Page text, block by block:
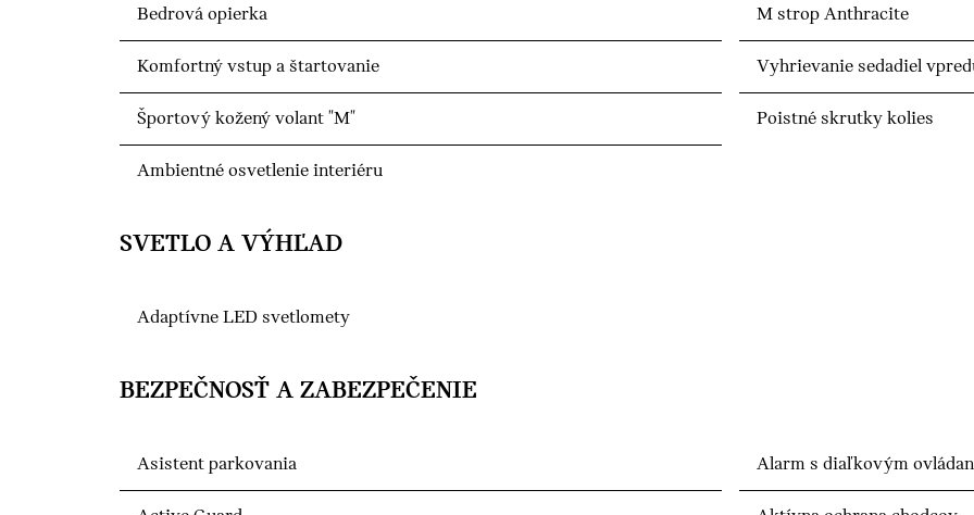
Bedrová opierka
Komfortný vstup a štartovanie
Športový kožený volant "M"
Ambientné osvetlenie interiéru
M strop Anthracite
Vyhrievanie sedadiel
Poistné skrutky kolies
SVETLO A VÝHĽAD
Adaptívne LED svetlomety
BEZPEČNOSŤ A ZABEZPEČENIE
Asistent parkovania Alarm s diaľkovým